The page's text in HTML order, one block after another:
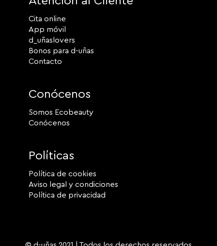
Cita online
App móvil
d_uñaslovers
Bonos para d-uñas
Contacto
Conócenos
Somos Ecobeauty
Conócenos
Políticas
Política de cookies
Aviso legal y condiciones
Política de privacidad